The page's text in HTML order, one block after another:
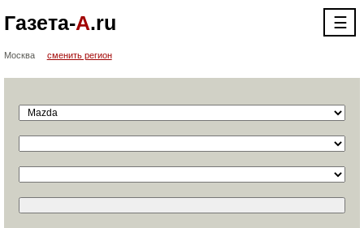
Газета-А.ru ☰
Москва сменить регион